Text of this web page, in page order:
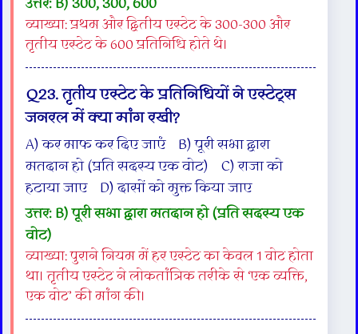
उत्तर: B) 300, 300, 600
व्याख्या: प्रथम और द्वितीय एस्टेट के 300-300 और
तृतीय एस्टेट के 600 प्रतिनिधि होते थे।
Q23. तृतीय एस्टेट के प्रतिनिधियों ने एस्टेट्स
जनरल में क्या मांग रखी?
A) कर माफ कर दिए जाएं B) पूरी सभा द्वारा
मतदान हो (प्रति सदस्य एक वोट) C) राजा को
हटाया जाए D) दासों को मुक्त किया जाए
उत्तर: B) पूरी सभा द्वारा मतदान हो (प्रति सदस्य एक
वोट)
व्याख्या: पुराने नियम में हर एस्टेट का केवल 1 वोट होता
था। तृतीय एस्टेट ने लोकतांत्रिक तरीके से ‘एक व्यक्ति,
एक वोट’ की मांग की।